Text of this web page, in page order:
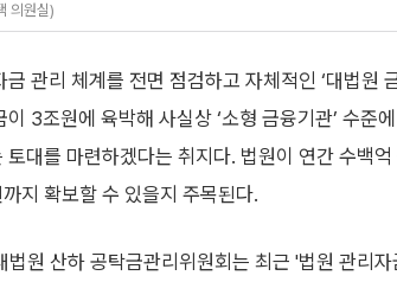
의원실)
금 관리 체계를 전면 점검하고 자체적인 ‘대법원
3조원에 육박해 사실상 ‘소형 금융기관’ 수준
토대를 마련하겠다는 취지다. 법원이 연간 수백
지 확보할 수 있을지 주목된다.
원 산하 공탁금관리위원회는 최근 '법원 관리자